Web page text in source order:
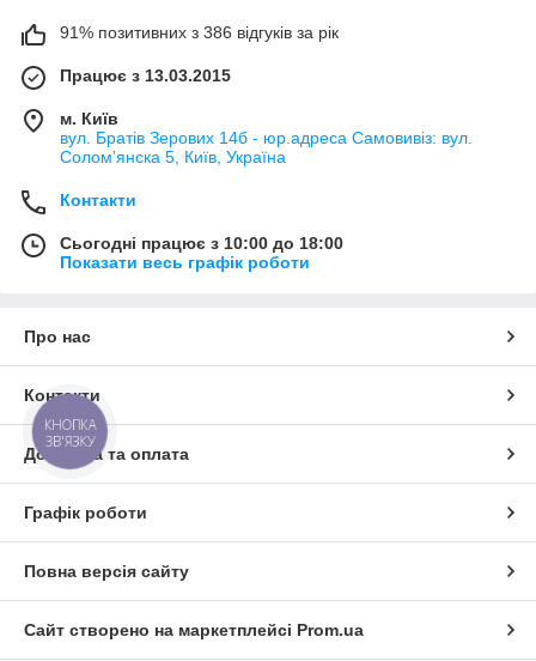
91% позитивних з 386 відгуків за рік
Працює з 13.03.2015
м. Київ
вул. Братів Зерових 14б - юр.адреса Самовивіз: вул.
Соломʼянска 5, Київ, Україна
Контакти
Сьогодні працює з 10:00 до 18:00
Показати весь графік роботи
Про нас
Контакти
Доставка та оплата
Графік роботи
Повна версія сайту
Сайт створено на маркетплейсі Prom.ua
КНОПКА
ЗВ'ЯЗКУ